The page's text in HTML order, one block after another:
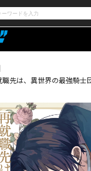
ライト
ロサージュノ
通販・
ルディングス
お問い合わ
オーバーラップ文庫
職先は、異世界の最強騎士